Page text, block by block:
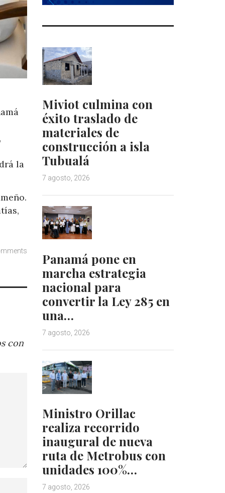
la
con
Miviot culmina con
éxito traslado de
materiales de
construcción a isla
Tubualá
7 agosto, 2026
Panamá pone en
marcha estrategia
nacional para
convertir la Ley 285 en
una…
7 agosto, 2026
Ministro Orillac
realiza recorrido
inaugural de nueva
ruta de Metrobus con
unidades 100%…
7 agosto, 2026